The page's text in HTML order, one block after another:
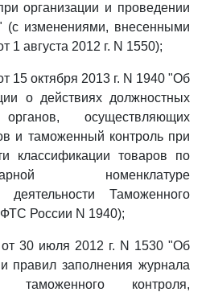
организации и проведении
(с изменениями, внесенными
1 августа 2012 г. N 1550);
15 октября 2013 г. N 1940 "Об
о действиях должностных
осуществляющих
и таможенный контроль при
классификации товаров по
номенклатуре
деятельности Таможенного
России N 1940);
30 июля 2012 г. N 1530 "Об
правил заполнения журнала
таможенного контроля,